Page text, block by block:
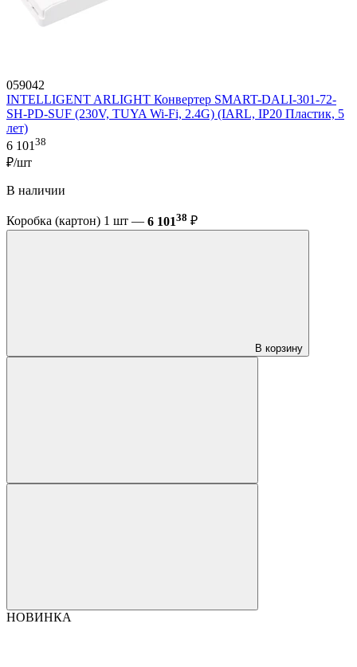
059042
INTELLIGENT ARLIGHT Конвертер SMART-DALI-301-72-
SH-PD-SUF (230V, TUYA Wi-Fi, 2.4G) (IARL, IP20 Пластик, 5
лет)
6 101 38
₽/шт
В наличии
Коробка (картон) 1 шт — 6 10138 ₽
В корзину
НОВИНКА